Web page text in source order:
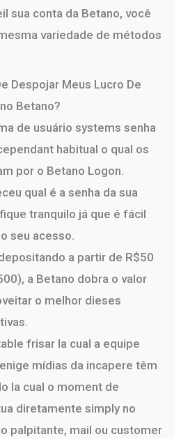
sua conta da Betano, você
variedade de métodos
Despojar Meus Lucro De
Betano?
de usuário systems senha
habitual o qual os
por o Betano Logon.
qual é a senha da sua
tranquilo já que é fácil
seu acesso.
a partir de R$50
a Betano dobra o valor
o melhor dieses
frisar la cual a equipe
mídias da incapere têm
la cual o moment de
diretamente simply no
palpitante, mail ou customer